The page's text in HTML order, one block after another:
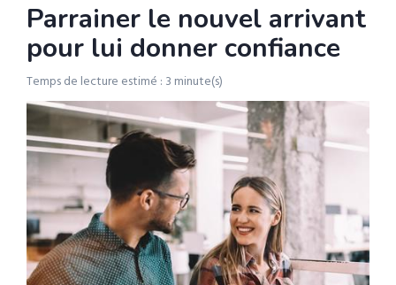
Parrainer le nouvel arrivant
pour lui donner confiance
Temps de lecture estimé : 3 minute(s)